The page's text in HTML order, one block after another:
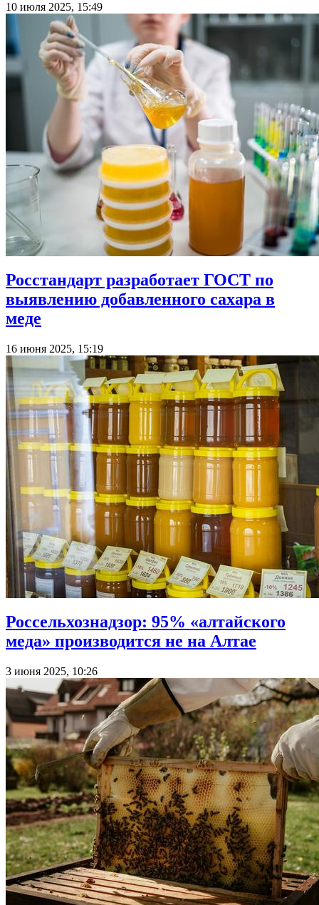
10 июля 2025, 15:49
Росстандарт разработает ГОСТ по
выявлению добавленного сахара в
меде
16 июня 2025, 15:19
Россельхознадзор: 95% «алтайского
меда» производится не на Алтае
3 июня 2025, 10:26